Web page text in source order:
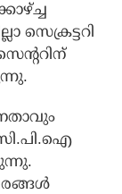
സെക്രട്ടറി
സി.പി.ഐ